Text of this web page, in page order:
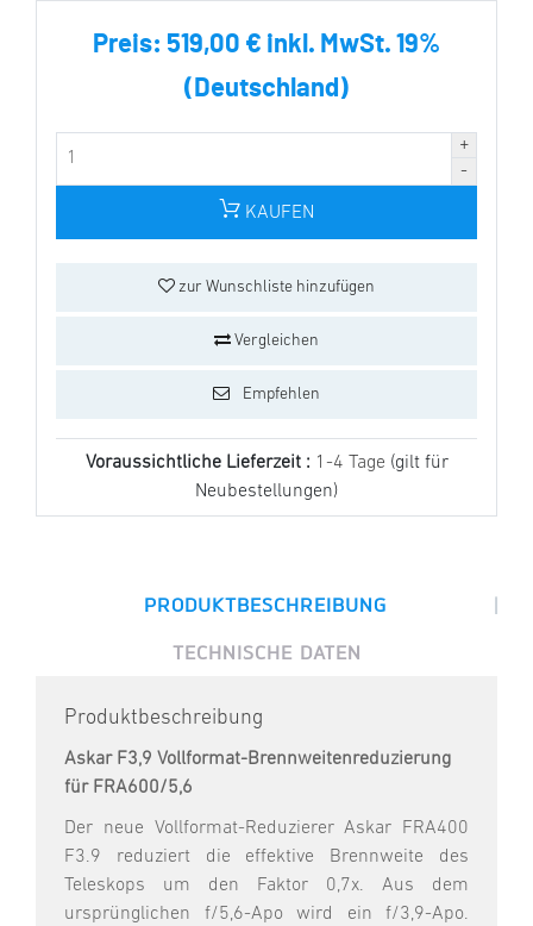
Preis: 519,00 € inkl. MwSt. 19%
(Deutschland)
KAUFEN
zur Wunschliste hinzufügen
Vergleichen
Empfehlen
Voraussichtliche Lieferzeit : 1-4 Tage (gilt für
Neubestellungen)
PRODUKTBESCHREIBUNG |
TECHNISCHE DATEN
Produktbeschreibung
Askar F3,9 Vollformat-Brennweitenreduzierung
für FRA600/5,6
Der neue Vollformat-Reduzierer Askar FRA400
F3.9 reduziert die effektive Brennweite des
Teleskops um den Faktor 0,7x. Aus dem
ursprünglichen f/5,6-Apo wird ein f/3,9-Apo.